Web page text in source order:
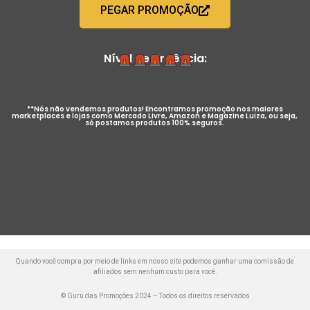
PEGAR PROMOÇÃO
Nível de Urgência:
**Nós não vendemos produtos! Encontramos promoção nos maiores
marketplaces e lojas como Mercado Livre, Amazon e Magazine Luiza, ou seja,
só postamos produtos 100% seguros.
Quando você compra por meio de links em nosso site podemos ganhar uma comissão de
afiliados sem nenhum custo para você.
© Guru das Promoções 2024 – Todos os direitos reservados